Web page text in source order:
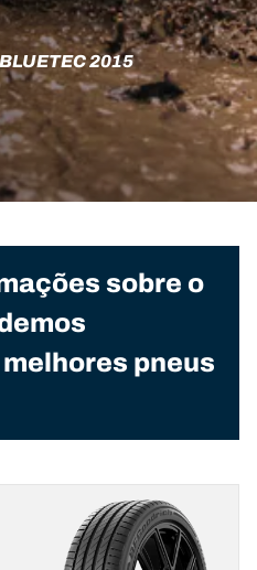
2015
sobre o
pneus